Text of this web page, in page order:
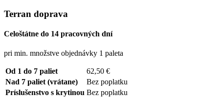
Terran doprava
Celoštátne do 14 pracovných dní
pri min. množstve objednávky 1 paleta
Od 1 do 7 paliet
62,50 €
Nad 7 paliet (vrátane)
Bez poplatku
Príslušenstvo s krytinou Bez poplatku